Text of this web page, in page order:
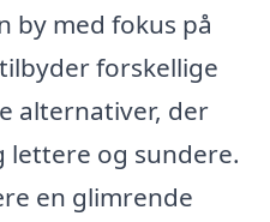
by med fokus på
forskellige
alternativer, der
lettere og sundere.
en glimrende